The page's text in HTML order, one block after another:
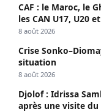
CAF : le Maroc, le
les CAN U17, U20
8 août 2026
Crise
situation
8 août 2026
Djolof : Idrissa
après une visite